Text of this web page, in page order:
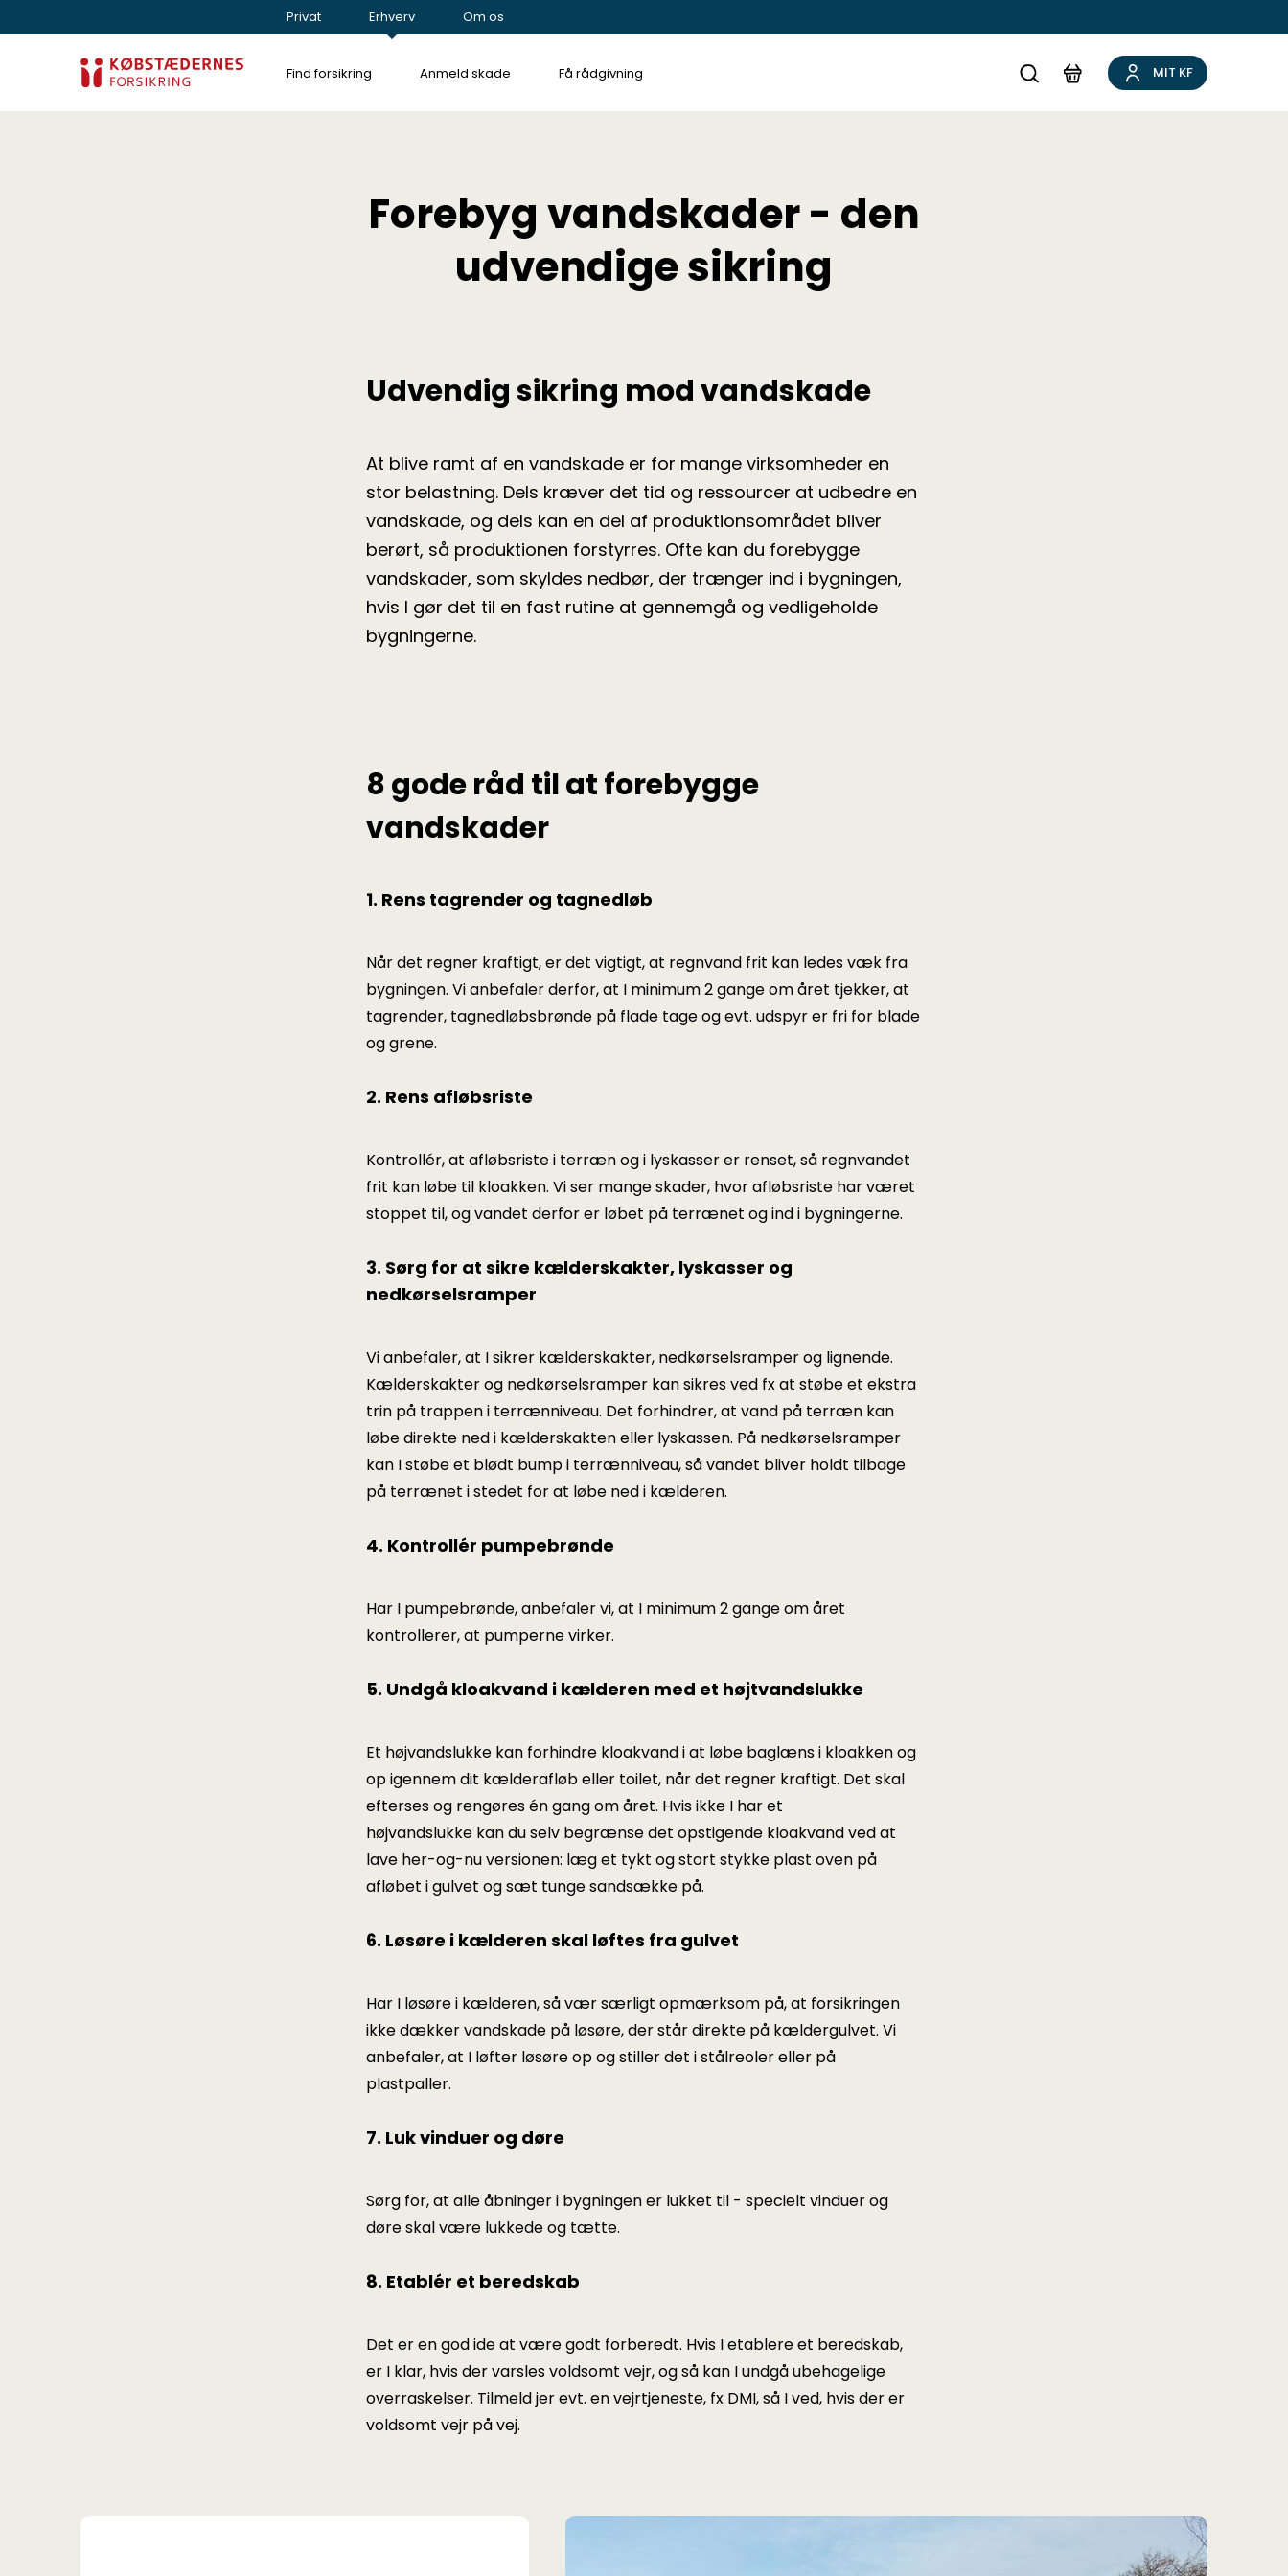
Privat Erhverv Om os
Find forsikring Anmeld skade Få rådgivning MIT KF
Forebyg vandskader - den
udvendige sikring
Udvendig sikring mod vandskade
At blive ramt af en vandskade er for mange virksomheder en
stor belastning. Dels kræver det tid og ressourcer at udbedre en
vandskade, og dels kan en del af produktionsområdet bliver
berørt, så produktionen forstyrres. Ofte kan du forebygge
vandskader, som skyldes nedbør, der trænger ind i bygningen,
hvis I gør det til en fast rutine at gennemgå og vedligeholde
bygningerne.
8 gode råd til at forebygge
vandskader
1. Rens tagrender og tagnedløb
Når det regner kraftigt, er det vigtigt, at regnvand frit kan ledes væk fra
bygningen. Vi anbefaler derfor, at I minimum 2 gange om året tjekker, at
tagrender, tagnedløbsbrønde på flade tage og evt. udspyr er fri for blade
og grene.
2. Rens afløbsriste
Kontrollér, at afløbsriste i terræn og i lyskasser er renset, så regnvandet
frit kan løbe til kloakken. Vi ser mange skader, hvor afløbsriste har været
stoppet til, og vandet derfor er løbet på terrænet og ind i bygningerne.
3. Sørg for at sikre kælderskakter, lyskasser og
nedkørselsramper
Vi anbefaler, at I sikrer kælderskakter, nedkørselsramper og lignende.
Kælderskakter og nedkørselsramper kan sikres ved fx at støbe et ekstra
trin på trappen i terrænniveau. Det forhindrer, at vand på terræn kan
løbe direkte ned i kælderskakten eller lyskassen. På nedkørselsramper
kan I støbe et blødt bump i terrænniveau, så vandet bliver holdt tilbage
på terrænet i stedet for at løbe ned i kælderen.
4. Kontrollér pumpebrønde
Har I pumpebrønde, anbefaler vi, at I minimum 2 gange om året
kontrollerer, at pumperne virker.
5. Undgå kloakvand i kælderen med et højtvandslukke
Et højvandslukke kan forhindre kloakvand i at løbe baglæns i kloakken og
op igennem dit kælderafløb eller toilet, når det regner kraftigt. Det skal
efterses og rengøres én gang om året. Hvis ikke I har et
højvandslukke kan du selv begrænse det opstigende kloakvand ved at
lave her-og-nu versionen: læg et tykt og stort stykke plast oven på
afløbet i gulvet og sæt tunge sandsække på.
6. Løsøre i kælderen skal løftes fra gulvet
Har I løsøre i kælderen, så vær særligt opmærksom på, at forsikringen
ikke dækker vandskade på løsøre, der står direkte på kældergulvet. Vi
anbefaler, at I løfter løsøre op og stiller det i stålreoler eller på
plastpaller.
7. Luk vinduer og døre
Sørg for, at alle åbninger i bygningen er lukket til - specielt vinduer og
døre skal være lukkede og tætte.
8. Etablér et beredskab
Det er en god ide at være godt forberedt. Hvis I etablere et beredskab,
er I klar, hvis der varsles voldsomt vejr, og så kan I undgå ubehagelige
overraskelser. Tilmeld jer evt. en vejrtjeneste, fx DMI, så I ved, hvis der er
voldsomt vejr på vej.